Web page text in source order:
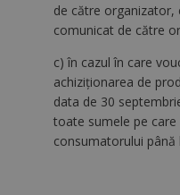
de către
comunicat de către
c) în cazul în care
achiziţionarea de
data de 30
toate sumele pe
consumatorului până